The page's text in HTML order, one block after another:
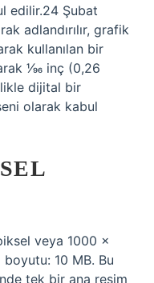
edilir.24 Şubat
adlandırılır, grafik
kullanılan bir
1⁄96 inç (0,26
dijital bir
olarak kabul
veya 1000 x
10 MB. Bu
tek bir ana resim